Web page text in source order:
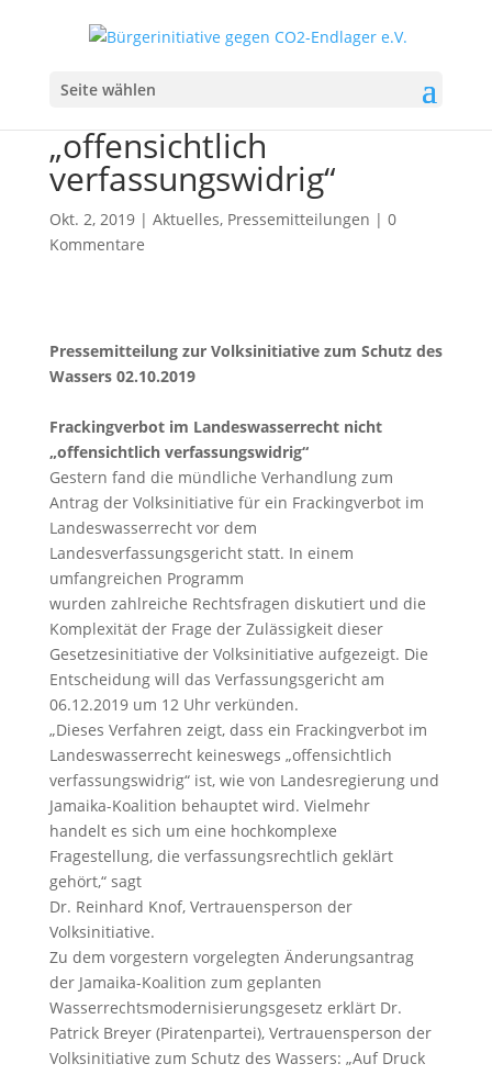
Seite wählen
Frackingverbot im
Landeswasserrecht nicht
„offensichtlich
verfassungswidrig“
Okt. 2, 2019| Aktuelles, Pressemitteilungen | 0
Kommentare
Pressemitteilung zur Volksinitiative zum Schutz des
Wassers 02.10.2019
Frackingverbot im Landeswasserrecht nicht
„offensichtlich verfassungswidrig“
Gestern fand die mündliche Verhandlung zum
Antrag der Volksinitiative für ein Frackingverbot im
Landeswasserrecht vor dem
Landesverfassungsgericht statt. In einem
umfangreichen Programm
wurden zahlreiche Rechtsfragen diskutiert und die
Komplexität der Frage der Zulässigkeit dieser
Gesetzesinitiative der Volksinitiative aufgezeigt. Die
Entscheidung will das Verfassungsgericht am
06.12.2019 um 12 Uhr verkünden.
„Dieses Verfahren zeigt, dass ein Frackingverbot im
Landeswasserrecht keineswegs „offensichtlich
verfassungswidrig“ ist, wie von Landesregierung und
Jamaika-Koalition behauptet wird. Vielmehr
handelt es sich um eine hochkomplexe
Fragestellung, die verfassungsrechtlich geklärt
gehört,“ sagt
Dr. Reinhard Knof, Vertrauensperson der
Volksinitiative.
Zu dem vorgestern vorgelegten Änderungsantrag
der Jamaika-Koalition zum geplanten
Wasserrechtsmodernisierungsgesetz erklärt Dr.
Patrick Breyer (Piratenpartei), Vertrauensperson der
Volksinitiative zum Schutz des Wassers: „Auf Druck